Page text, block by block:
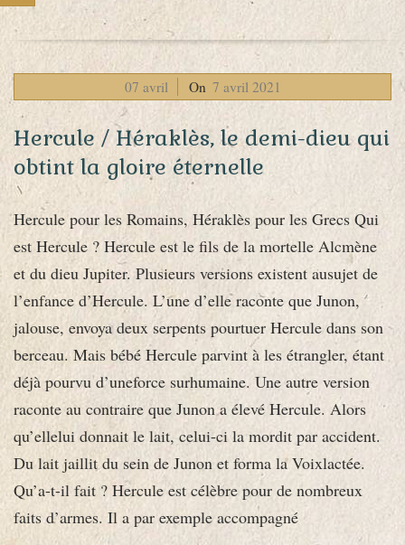
2021-
04-
07
07 avril On 7 avril 2021
Hercule / Héraklès, le demi-dieu qui
obtint la gloire éternelle
Hercule pour les Romains, Héraklès pour les Grecs Qui
est Hercule ? Hercule est le fils de la mortelle Alcmène
et du dieu Jupiter. Plusieurs versions existent ausujet de
l’enfance d’Hercule. L’une d’elle raconte que Junon,
jalouse, envoya deux serpents pourtuer Hercule dans son
berceau. Mais bébé Hercule parvint à les étrangler, étant
déjà pourvu d’uneforce surhumaine. Une autre version
raconte au contraire que Junon a élevé Hercule. Alors
qu’ellelui donnait le lait, celui-ci la mordit par accident.
Du lait jaillit du sein de Junon et forma la Voixlactée.
Qu’a-t-il fait ? Hercule est célèbre pour de nombreux
faits d’armes. Il a par exemple accompagné